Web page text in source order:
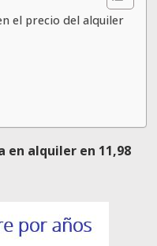
el precio del alquiler
alquiler en 11,98